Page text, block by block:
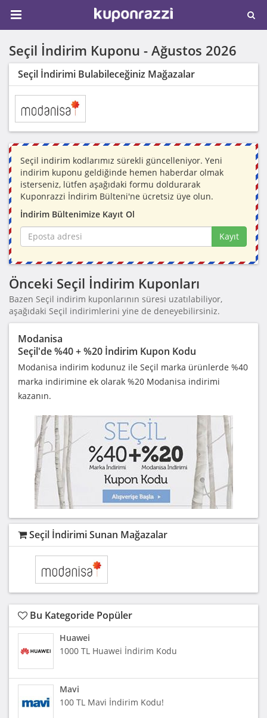
Seçil İndirim Kuponu - Ağustos 2026
Seçil İndirimi Bulabileceğiniz Mağazalar
Seçil indirim kodlarımız sürekli güncelleniyor. Yeni
indirim kuponu geldiğinde hemen haberdar olmak
isterseniz, lütfen aşağıdaki formu doldurarak
Kuponrazzi İndirim Bülteni'ne ücretsiz üye olun.
İndirim Bültenimize Kayıt Ol
Kayıt
Önceki Seçil İndirim Kuponları
Bazen Seçil indirim kuponlarının süresi uzatılabiliyor,
aşağıdaki Seçil indirimlerini yine de deneyebilirsiniz.
Modanisa
Seçil'de %40 + %20 İndirim Kupon Kodu
Modanisa indirim kodunuz ile Seçil marka ürünlerde %40
marka indirimine ek olarak %20 Modanisa indirimi
kazanın.
Seçil İndirimi Sunan Mağazalar
Bu Kategoride Popüler
Huawei
1000 TL Huawei İndirim Kodu
Mavi
100 TL Mavi İndirim Kodu!